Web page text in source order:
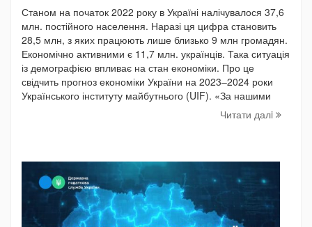
Станом на початок 2022 року в Україні налічувалося 37,6
млн. постійного населення. Наразі ця цифра становить
28,5 млн, з яких працюють лише близько 9 млн громадян.
Економічно активними є 11,7 млн. українців. Така ситуація
із демографією впливає на стан економіки. Про це
свідчить прогноз економіки України на 2023–2024 роки
Українського інституту майбутнього (UIF). «За нашими
Читати далi